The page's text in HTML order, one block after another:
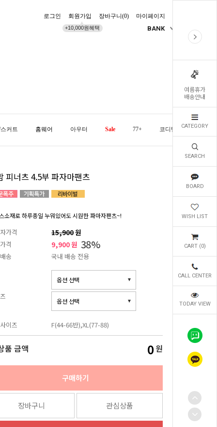
여름휴가
배송안내
CATEGORY
SEARCH
BOARD
WISH LIST
CART (0)
CALL CENTER
TODAY VIEW
로그인 회원가입
+10,000원혜택
장바구니(0) 마이페이지
BANK
커트 홈웨어 아우터 Sale 77+ 코디템 오늘발송
피너츠 4.5부 파자마팬츠
소재로 하루종일 누워있어도 시원한 파마자팬츠~!
가격 15,900원
격 9,900 원 38%
송
국내 배송 전용
이즈 F(44-66반),XL(77-88)
품 금액 0 원
구매하기
장바구니 관심상품